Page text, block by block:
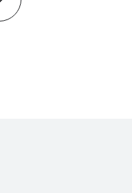
開きます)
いタブで開きます)
(新しいタブで開きま
Facebook (新しいタブ
on LinkedIn (新し